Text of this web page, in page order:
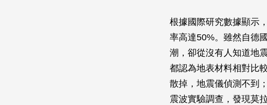
根據國際研究數據顯示
率高達50%。雖然自德
潮，卻從沒有人知道地
都認為地表材料相對比
散掉，地震儀偵測不到
震波實驗調查，發現莫